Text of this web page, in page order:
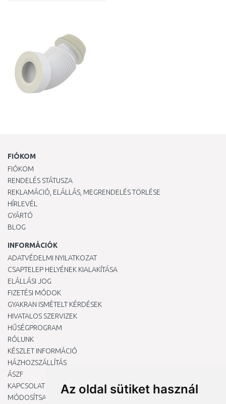
Az oldal sütiket használ
FIÓKOM
FIÓKOM
RENDELÉS STÁTUSZA
REKLAMÁCIÓ, ELÁLLÁS, MEGRENDELÉS TÖRLÉSE
HÍRLEVÉL
GYÁRTÓ
BLOG
INFORMÁCIÓK
ADATVÉDELMI NYILATKOZAT
CSAPTELEP HELYÉNEK KIALAKÍTÁSA
ELÁLLÁSI JOG
FIZETÉSI MÓDOK
GYAKRAN ISMÉTELT KÉRDÉSEK
HIVATALOS SZERVIZEK
HŰSÉGPROGRAM
RÓLUNK
KÉSZLET INFORMÁCIÓ
HÁZHOZSZÁLLÍTÁS
ÁSZF
KAPCSOLAT
MÓDOSÍTSA A COOKIE-BEÁLLÍTÁSAIMAT